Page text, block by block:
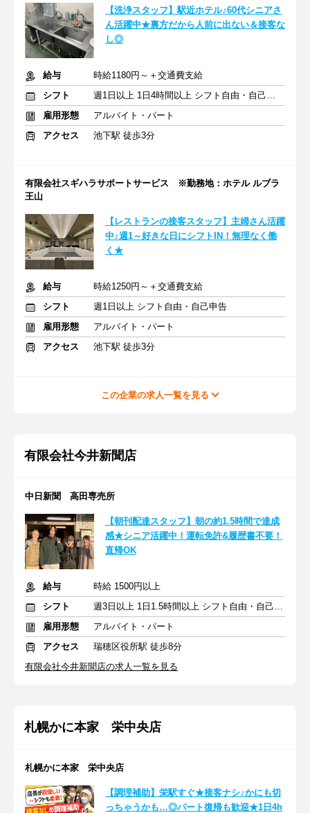
【洗浄スタッフ】駅近ホテル♪60代シニアさ
ん活躍中★裏方だから人前に出ない＆接客な
し◎
給与
時給1180円～＋交通費支給
シフト
週1日以上 1日4時間以上 シフト自由・自己申告
雇用形態
アルバイト・パート
アクセス
池下駅 徒歩3分
有限会社スギハラサポートサービス ※勤務地：ホテル ルブラ
王山
【レストランの接客スタッフ】主婦さん活躍
中♪週1～好きな日にシフトIN！無理なく働
く★
給与
時給1250円～＋交通費支給
シフト
週1日以上 シフト自由・自己申告
雇用形態
アルバイト・パート
アクセス
池下駅 徒歩3分
この企業の求人一覧を見る
有限会社今井新聞店
中日新聞 高田専売所
【朝刊配達スタッフ】朝の約1.5時間で達成
感★シニア活躍中！運転免許&履歴書不要！
直帰OK
給与
時給 1500円以上
シフト
週3日以上 1日1.5時間以上 シフト自由・自己申告
雇用形態
アルバイト・パート
アクセス
瑞穂区役所駅 徒歩8分
有限会社今井新聞店の求人一覧を見る
札幌かに本家 栄中央店
札幌かに本家 栄中央店
【調理補助】栄駅すぐ★接客ナシ♪かにも切
っちゃうかも…◎パート復帰も歓迎★1日4h